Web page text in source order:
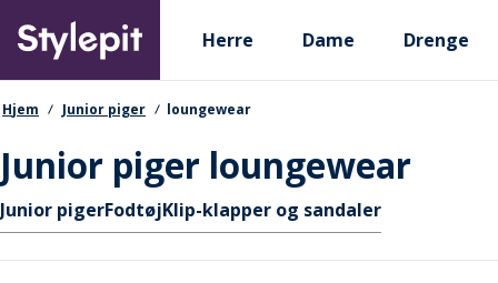
main
content
Primary departments
Herre Dame Drenge
navigationssti
Hjem Junior piger loungewear
Junior piger loungewear
Hurtige links
Junior pigerFodtøjKlip-klapper og sandaler